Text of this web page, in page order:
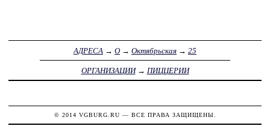
АДРЕСА → О → Октябрьская → 25
ОРГАНИЗАЦИИ→ ПИЦЦЕРИИ
© 2014 VGBURG.RU — ВСЕ ПРАВА ЗАЩИЩЕНЫ.